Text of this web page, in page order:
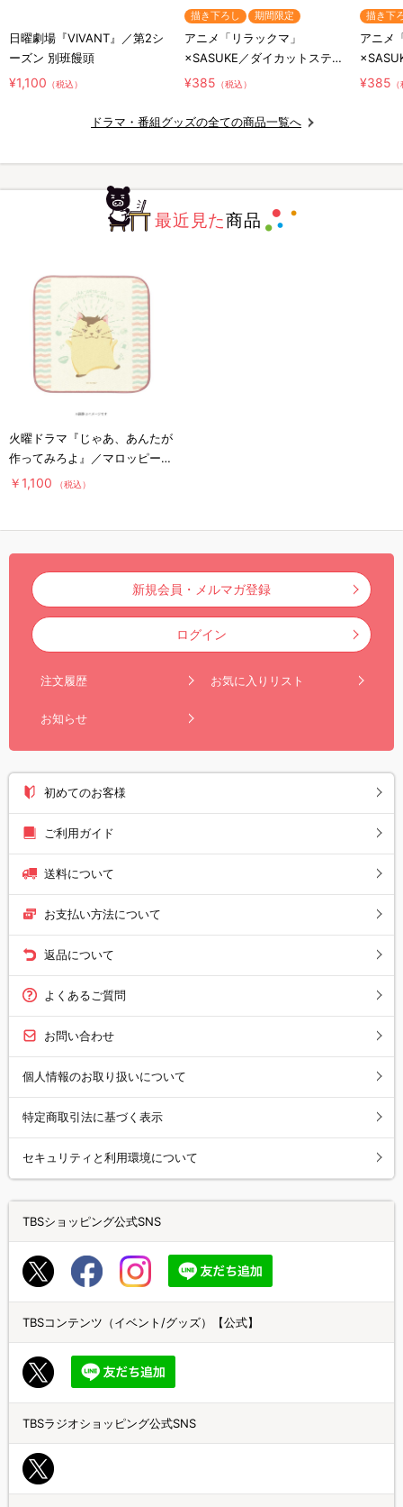
日曜劇場『VIVANT』／第2シ
ーズン 別班饅頭
¥1,100 （税込）
描き下ろし 期間限定
アニメ「リラックマ」
×SASUKE／ダイカットステッ
カー／コラボロゴ
¥385 （税込）
描き下
アニメ
カー／
¥385
ドラマ・番組グッズの全ての商品一覧へ
最近見た商品
火曜ドラマ『じゃあ、あんたが
作ってみろよ』／マロッピーハ
ンドタオル
￥1,100 （税込）
新規会員・メルマガ登録
ログイン
注文履歴 お気に入りリスト
お知らせ
初めてのお客様
ご利用ガイド
送料について
お支払い方法について
返品について
よくあるご質問
お問い合わせ
個人情報のお取り扱いについて
特定商取引法に基づく表示
セキュリティと利用環境について
TBSショッピング公式SNS
TBSコンテンツ（イベント/グッズ）【公式】
TBSラジオショッピング公式SNS